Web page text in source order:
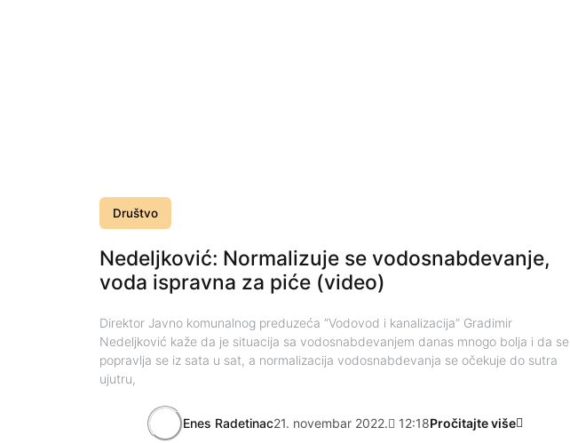
Društvo
Nedeljković: Normalizuje se vodosnabdevanje,
voda ispravna za piće (video)
Direktor Javno komunalnog preduzeća “Vodovod i kanalizacija” Gradimir
Nedeljković kaže da je situacija sa vodosnabdevanjem danas mnogo bolja i da se
popravlja se iz sata u sat, a normalizacija vodosnabdevanja se očekuje do sutra
ujutru,
Enes Radetinac21. novembar 2022. 12:18Pročitajte više